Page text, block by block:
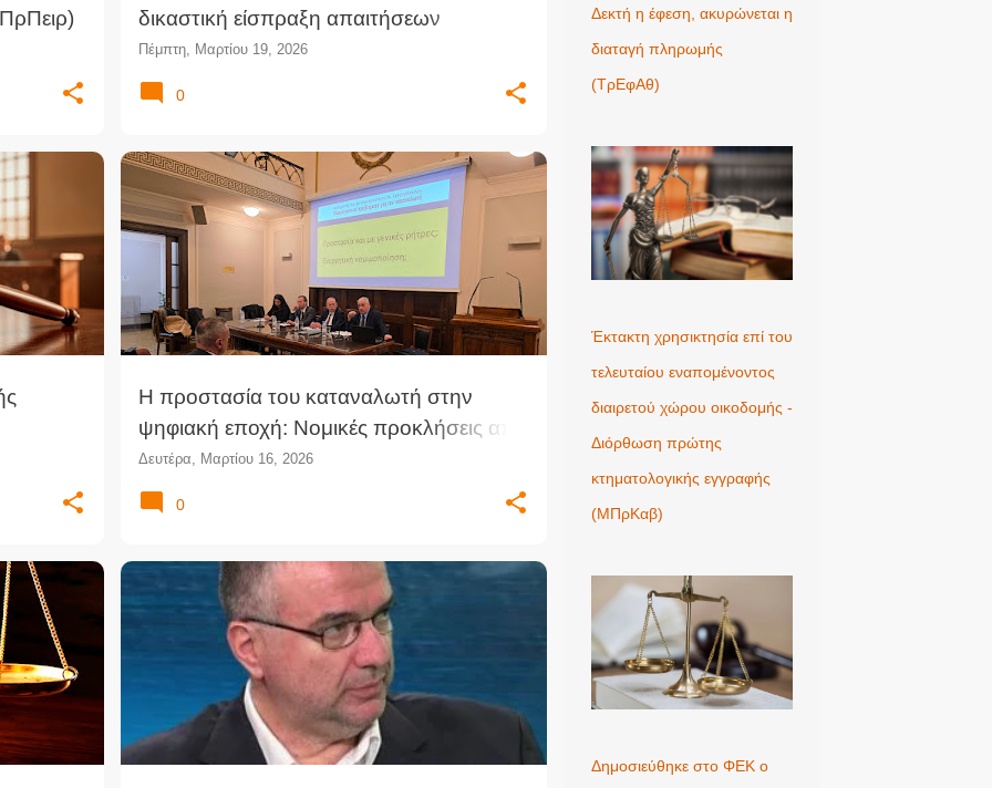
δικαστική είσπραξη απαιτήσεων
(ΜΕφΝαυ)
Πέμπτη, Μαρτίου 19, 2026
0
-
Η προστασία του καταναλωτή στην
ψηφιακή εποχή: Νομικές προκλήσεις από
τη χρήση τεχνητής νοημοσύνης
Δευτέρα, Μαρτίου 16, 2026
0
Δεκτή η έφεση, ακυρώνεται η
διαταγή πληρωμής
(ΤρΕφΑθ)
Έκτακτη χρησικτησία επί του
τελευταίου εναπομένοντος
διαιρετού χώρου οικοδομής -
Διόρθωση πρώτης
κτηματολογικής εγγραφής
(ΜΠρΚαβ)
Δημοσιεύθηκε στο ΦΕΚ ο